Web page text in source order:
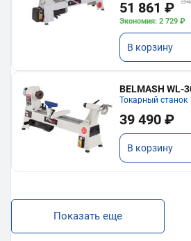
51 861 ₽
Экономия: 2 729 ₽
В корзину
BELMASH WL-
Токарный станок
39 490 ₽
В корзину
Показать еще